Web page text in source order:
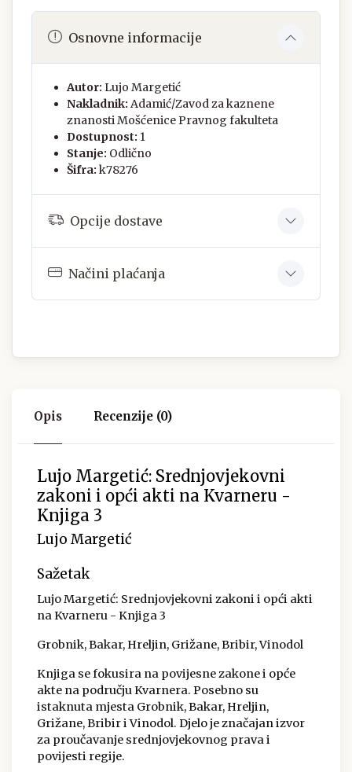
Osnovne informacije
Autor: Lujo Margetić
Nakladnik: Adamić/Zavod za kaznene
znanosti Mošćenice Pravnog fakulteta
Dostupnost: 1
Stanje: Odlično
Šifra: k78276
Opcije dostave
Načini plaćanja
Opis Recenzije (0)
Lujo Margetić: Srednjovjekovni
zakoni i opći akti na Kvarneru -
Knjiga 3
Lujo Margetić
Sažetak
Lujo Margetić: Srednjovjekovni zakoni i opći akti
na Kvarneru - Knjiga 3
Grobnik, Bakar, Hreljin, Grižane, Bribir, Vinodol
Knjiga se fokusira na povijesne zakone i opće
akte na području Kvarnera. Posebno su
istaknuta mjesta Grobnik, Bakar, Hreljin,
Grižane, Bribir i Vinodol. Djelo je značajan izvor
za proučavanje srednjovjekovnog prava i
povijesti regije.